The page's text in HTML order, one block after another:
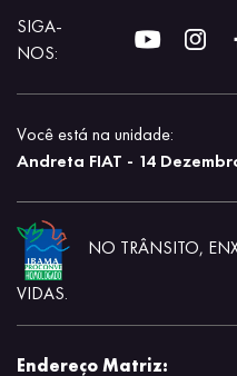
SIGA-
NOS:
Você está na unidade:
Andreta FIAT - 14
NO TRÂNSITO,
VIDAS.
Endereço Matriz: